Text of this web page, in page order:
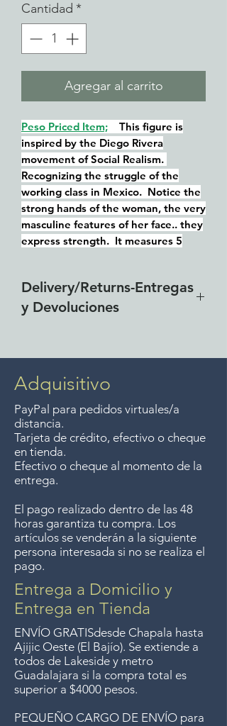
Cantidad *
Agregar al carrito
Peso Priced Item; This figure is
inspired by the Diego Rivera
movement of Social Realism.
Recognizing the struggle of the
working class in Mexico. Notice the
strong hands of the woman, the very
masculine features of her face.. they
express strength. It measures 5
period.
Carved Mahogany wood (it is called
Delivery/Returns-Entregas
y Devoluciones
Chapala area for combined
purchases of $4000 pesos or
more. We accept returns up to
7 days after the sale unless the
items are sale priced, sorry, no
returns on sale items. We
previously delivered to
Guadalajara for free but we no
longer offer that service.
Entrega gratis en toda la zona
del Lago de Chapala por
compras mayor de $4000
pesos. Aceptamos
devoluciones hasta 7 días
después de la venta a menos
que los artículos tengan un
precio de oferta, lo sentimos,
no aceptamos devoluciones de
artículos en oferta.
Adquisitivo
PayPal para pedidos virtuales/a
distancia.
Tarjeta de crédito, efectivo o cheque
en tienda.
Efectivo o cheque al momento de la
entrega.
El pago realizado dentro de las 48
horas garantiza tu compra. Los
artículos se venderán a la siguiente
persona interesada si no se realiza el
pago.
Entrega a Domicilio y
Entrega en Tienda
ENVÍO GRATISdesde Chapala hasta
Ajijic Oeste (El Bajío). Se extiende a
todos de Lakeside y metro
Guadalajara si la compra total es
superior a $4000 pesos.
PEQUEÑO CARGO DE ENVÍO para